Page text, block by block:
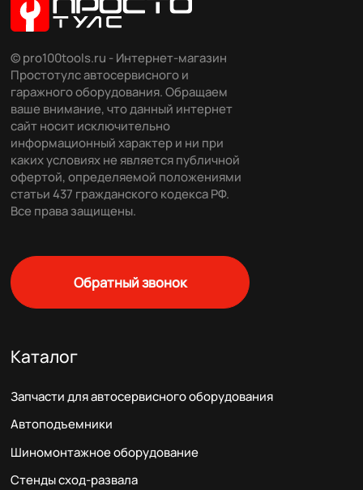
© pro100tools.ru - Интернет-магазин
Простотулс автосервисного и
гаражного оборудования. Обращаем
ваше внимание, что данный интернет
сайт носит исключительно
информационный характер и ни при
каких условиях не является публичной
офертой, определяемой положениями
статьи 437 гражданского кодекса РФ.
Все права защищены.
Обратный звонок
Каталог
Запчасти для автосервисного оборудования
Автоподъемники
Шиномонтажное оборудование
Стенды сход-развала